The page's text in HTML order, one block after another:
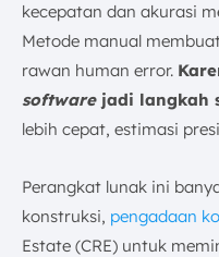
kecepatan dan akurasi
Metode manual
rawan human error.
softwarejadi langkah
lebih cepat, estimasi
Perangkat lunak ini
konstruksi, pengadaan
Estate (CRE) untuk